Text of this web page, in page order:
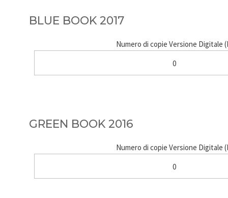
BLUE BOOK 2017
Numero di copie Versione Digitale
0
GREEN BOOK 2016
Numero di copie Versione Digitale
0